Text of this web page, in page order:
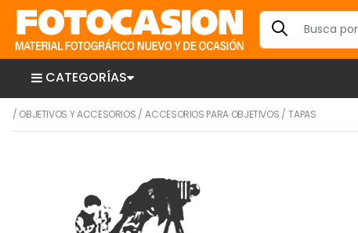
CATEGORÍAS
/ OBJETIVOS Y ACCESORIOS /ACCESORIOS PARA OBJETIVOS /TAPAS